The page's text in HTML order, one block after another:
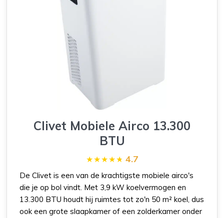
Clivet Mobiele Airco 13.300
BTU
4.7
De Clivet is een van de krachtigste mobiele airco's
die je op bol vindt. Met 3,9 kW koelvermogen en
13.300 BTU houdt hij ruimtes tot zo'n 50 m² koel, dus
ook een grote slaapkamer of een zolderkamer onder